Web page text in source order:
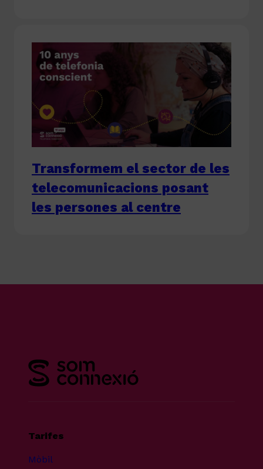
Transformem el sector de les
telecomunicacions posant
les persones al centre
Tarifes
Mòbil